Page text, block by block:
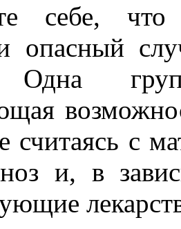
себе,
Одна
считаясь с
и, в